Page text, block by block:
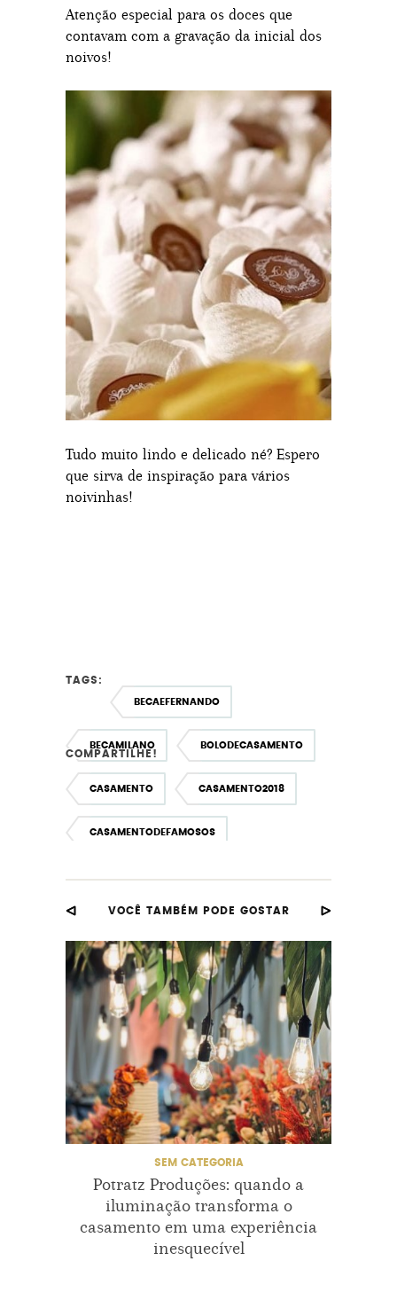
Atenção especial para os doces que
contavam com a gravação da inicial dos
noivos!
Tudo muito lindo e delicado né? Espero
que sirva de inspiração para vários
noivinhas!
TAGS:
BECAEFERNANDO
BECAMILANO BOLODECASAMENTO
CASAMENTO CASAMENTO2018
CASAMENTODEFAMOSOS
FIQUEINOIVA VOUCASAR
COMPARTILHE!
VOCÊ TAMBÉM PODE GOSTAR
SEM CATEGORIA
Potratz Produções: quando a
iluminação transforma o
casamento em uma experiência
inesquecível